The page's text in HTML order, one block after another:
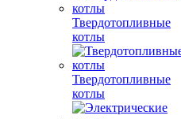
Твердотопливные
котлы
Твердотопливные
котлы